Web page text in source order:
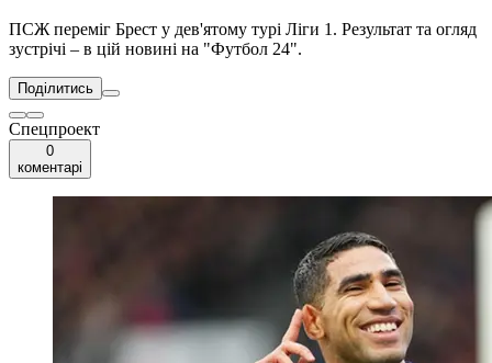
ПСЖ переміг Брест у дев'ятому турі Ліги 1. Результат та огляд
зустрічі – в цій новині на "Футбол 24".
Поділитись
Спецпроект
0
коментарі